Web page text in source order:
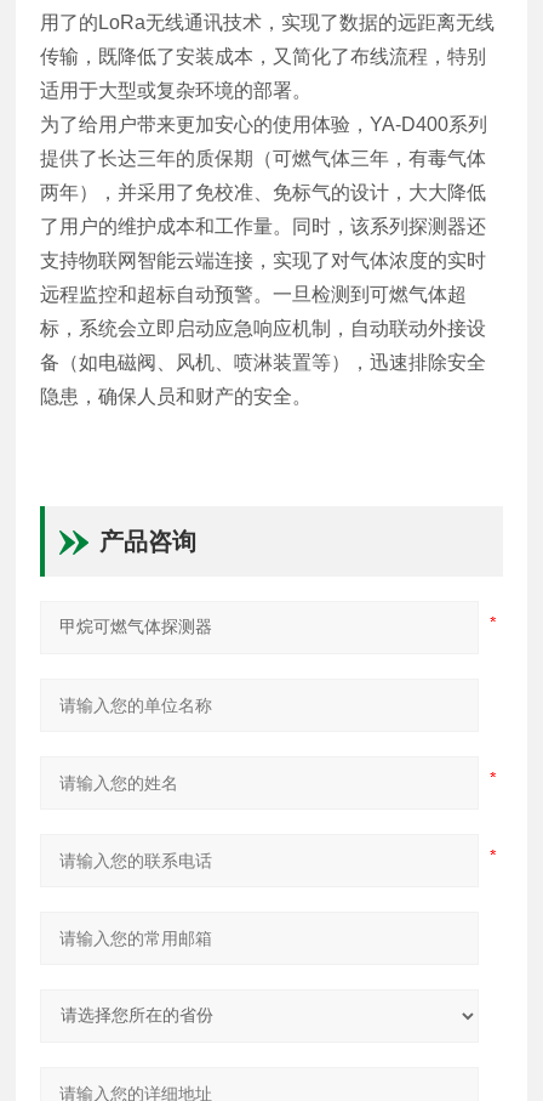
用了的LoRa无线通讯技术，实现了数据的远距离无线
传输，既降低了安装成本，又简化了布线流程，特别
适用于大型或复杂环境的部署。
为了给用户带来更加安心的使用体验，YA-D400系列
提供了长达三年的质保期（可燃气体三年，有毒气体
两年），并采用了免校准、免标气的设计，大大降低
了用户的维护成本和工作量。同时，该系列探测器还
支持物联网智能云端连接，实现了对气体浓度的实时
远程监控和超标自动预警。一旦检测到可燃气体超
标，系统会立即启动应急响应机制，自动联动外接设
备（如电磁阀、风机、喷淋装置等），迅速排除安全
隐患，确保人员和财产的安全。
产品咨询